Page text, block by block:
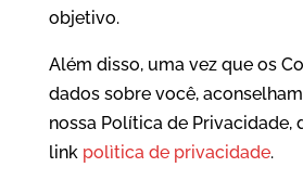
objetivo.
Além disso, uma vez que os
dados sobre você,
nossa Política de Privacidade,
link polìtica de privacidade.